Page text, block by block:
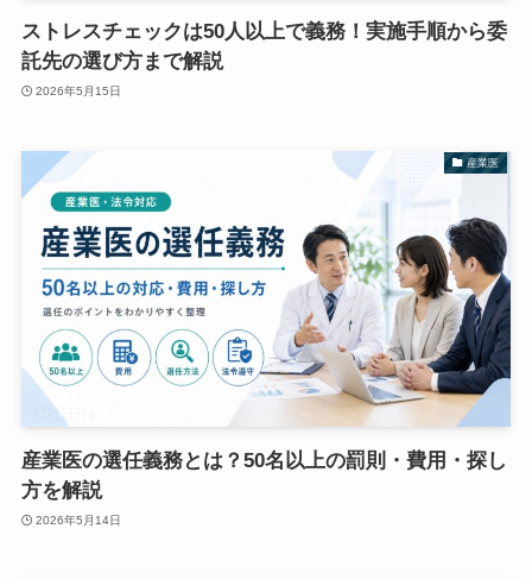
ストレスチェックは50人以上で義務！実施手順から委
託先の選び方まで解説
2026年5月15日
産業医
産業医の選任義務とは？50名以上の罰則・費用・探し
方を解説
2026年5月14日